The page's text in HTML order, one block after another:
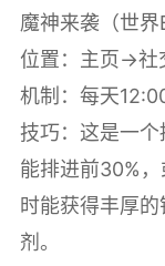
魔神来袭（世界
位置：主页->社
机制：每天
技巧：这是一
能排进前30%
时能获得丰厚
剂。